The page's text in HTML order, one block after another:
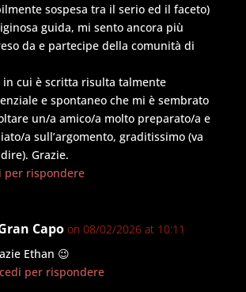
sospesa tra il serio ed il faceto)
guida, mi sento ancora più
da e partecipe della comunità di
in cui è scritta risulta talmente
e spontaneo che mi è sembrato
un/a amico/a molto preparato/a e
a sull’argomento, graditissimo (va
Grazie.
per rispondere
Capo on 08/02/2026 at 10:11
Ethan 😉
per rispondere